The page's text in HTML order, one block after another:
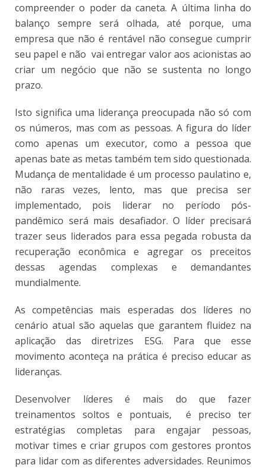
compreender o poder da caneta. A última linha do
balanço sempre será olhada, até porque, uma
empresa que não é rentável não consegue cumprir
seu papel e não vai entregar valor aos acionistas ao
criar um negócio que não se sustenta no longo
prazo.
Isto significa uma liderança preocupada não só com
os números, mas com as pessoas. A figura do líder
como apenas um executor, como a pessoa que
apenas bate as metas também tem sido questionada.
Mudança de mentalidade é um processo paulatino e,
não raras vezes, lento, mas que precisa ser
implementado, pois liderar no período pós-
pandêmico será mais desafiador. O líder precisará
trazer seus liderados para essa pegada robusta da
recuperação econômica e agregar os preceitos
dessas agendas complexas e demandantes
mundialmente.
As competências mais esperadas dos líderes no
cenário atual são aquelas que garantem fluidez na
aplicação das diretrizes ESG. Para que esse
movimento aconteça na prática é preciso educar as
lideranças.
Desenvolver líderes é mais do que fazer
treinamentos soltos e pontuais, é preciso ter
estratégias completas para engajar pessoas,
motivar times e criar grupos com gestores prontos
para lidar com as diferentes adversidades. Reunimos